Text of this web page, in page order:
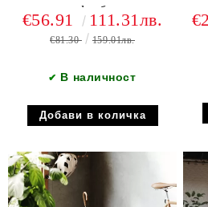
рафт, бял
€56.91 111.31лв.
€81.30 159.01лв.
✔ В наличност